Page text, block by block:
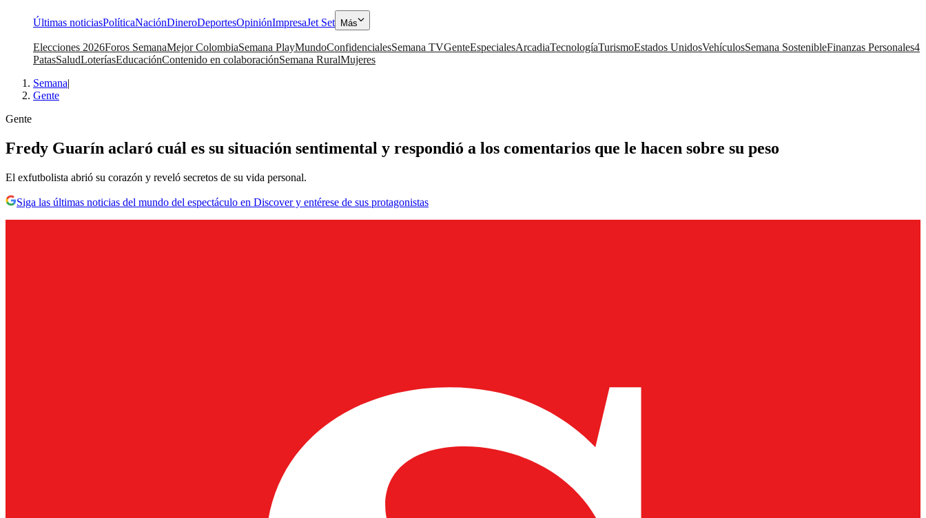
Últimas noticiasPolíticaNaciónDineroDeportesOpiniónImpresaJet Set Más
Elecciones 2026Foros SemanaMejor ColombiaSemana PlayMundoConfidencialesSemana TVGenteEspecialesArcadiaTecnologíaTurismoEstados UnidosVehículosSemana SostenibleFinanzas Personales4
PatasSaludLoteríasEducaciónContenido en colaboraciónSemana RuralMujeres
Semana|
Gente
Gente
Fredy Guarín aclaró cuál es su situación sentimental y respondió a los comentarios que le hacen sobre su peso
El exfutbolista abrió su corazón y reveló secretos de su vida personal.
Siga las últimas noticias del mundo del espectáculo en Discover y entérese de sus protagonistas